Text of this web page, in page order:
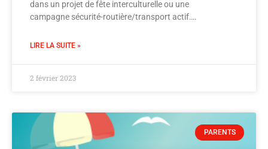
dans un projet de fête interculturelle ou une
campagne sécurité-routière/transport actif….
LIRE LA SUITE »
2 février 2023
PARENTS